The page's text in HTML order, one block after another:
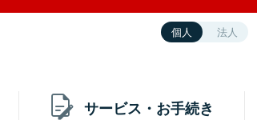
個人 法人
サービス・お手続き